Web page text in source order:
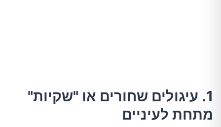
1. עיגולים שחורים או "שקיות"
מתחת לעיניים